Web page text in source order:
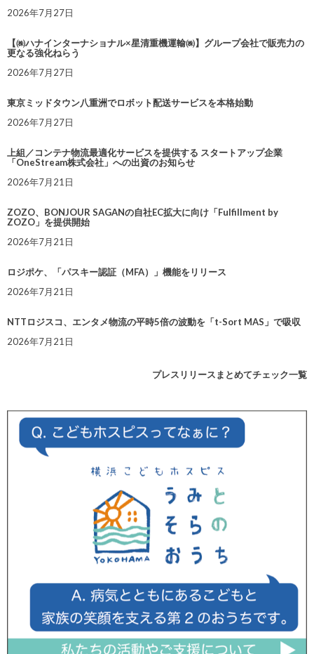
2026年7月27日
【㈱ハナインターナショナル×星清重機運輸㈱】グループ会社で販売力の
更なる強化ねらう
2026年7月27日
東京ミッドタウン八重洲でロボット配送サービスを本格始動
2026年7月27日
上組／コンテナ物流最適化サービスを提供する スタートアップ企業
「OneStream株式会社」への出資のお知らせ
2026年7月21日
ZOZO、BONJOUR SAGANの自社EC拡大に向け「Fulfillment by
ZOZO」を提供開始
2026年7月21日
ロジポケ、「パスキー認証（MFA）」機能をリリース
2026年7月21日
NTTロジスコ、エンタメ物流の平時5倍の波動を「t-Sort MAS」で吸収
2026年7月21日
プレスリリースまとめてチェック一覧